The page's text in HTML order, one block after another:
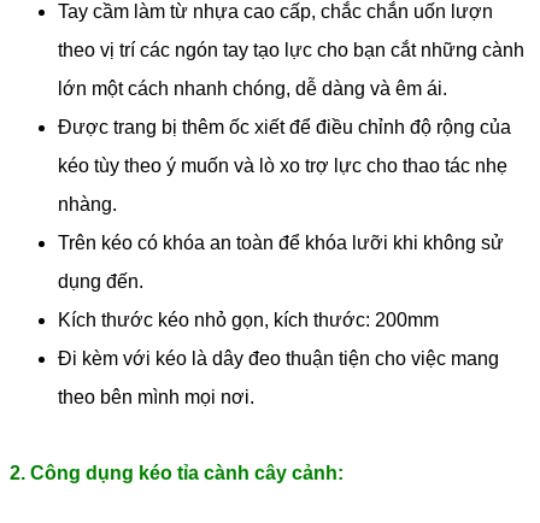
Tay cầm làm từ nhựa cao cấp, chắc chắn uốn lượn
theo vị trí các ngón tay tạo lực cho bạn cắt những cành
lớn một cách nhanh chóng, dễ dàng và êm ái.
Được trang bị thêm ốc xiết để điều chỉnh độ rộng của
kéo tùy theo ý muốn và lò xo trợ lực cho thao tác nhẹ
nhàng.
Trên kéo có khóa an toàn để khóa lưỡi khi không sử
dụng đến.
Kích thước kéo nhỏ gọn, kích thước: 200mm
Đi kèm với kéo là dây đeo thuận tiện cho việc mang
theo bên mình mọi nơi.
2. Công dụng kéo tỉa cành cây cảnh: